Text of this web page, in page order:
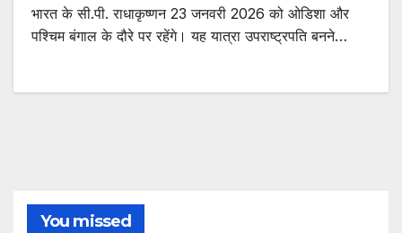
भारत के सी.पी. राधाकृष्णन 23 जनवरी 2026 को ओडिशा और
पश्चिम बंगाल के दौरे पर रहेंगे। यह यात्रा उपराष्ट्रपति बनने…
You missed